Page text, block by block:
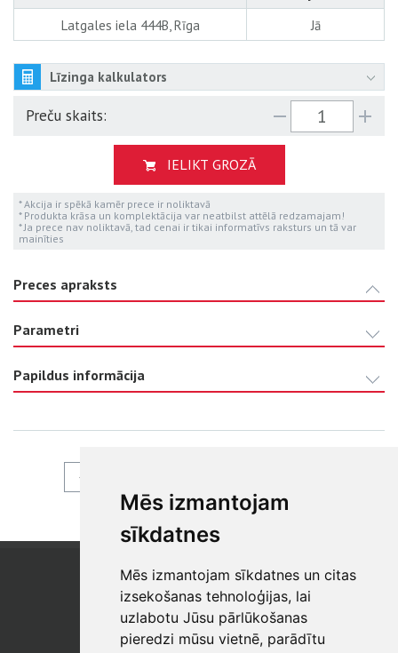
Mēs izmantojam
sīkdatnes
Mēs izmantojam sīkdatnes un citas
izsekošanas tehnoloģijas, lai
uzlabotu Jūsu pārlūkošanas
pieredzi mūsu vietnē, parādītu
Latgales iela 444B, Rīga Jā
Līzinga kalkulators
Preču skaits:
IELIKT GROZĀ
* Akcija ir spēkā kamēr prece ir noliktavā
* Produkta krāsa un komplektācija var neatbilst attēlā redzamajam!
* Ja prece nav noliktavā, tad cenai ir tikai informatīvs raksturs un tā var
mainīties
Preces apraksts
Parametri
Papildus informācija
SIA "SB"
Reģistrācijas Nr. 40003017954
PVN reģ. Nr.: LV40003017954